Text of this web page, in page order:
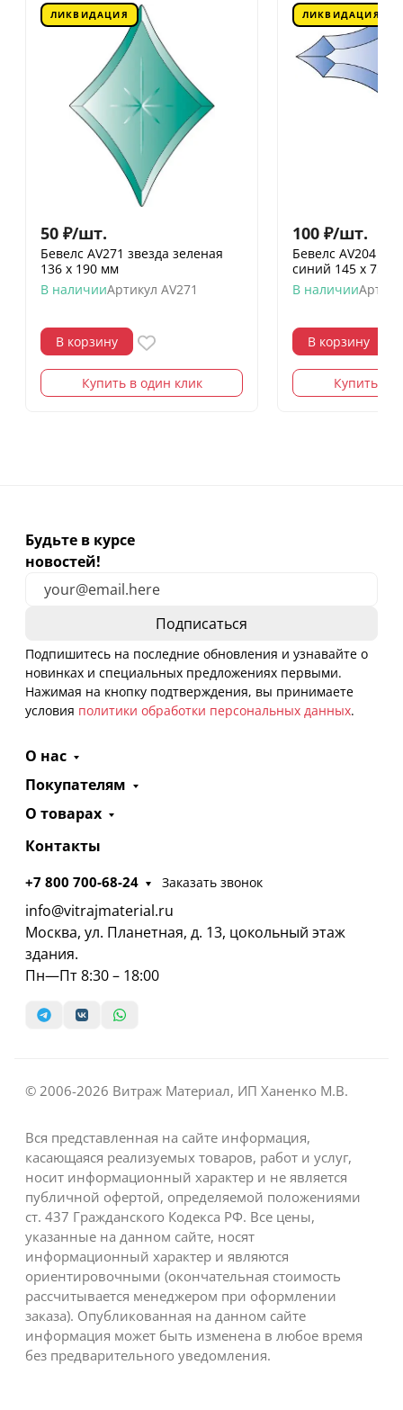
ЛИКВИДАЦИЯ
50 ₽/шт.
Бевелс AV271 звезда зеленая
136 х 190 мм
В наличииАртикул AV271
В корзину
Купить в один клик
ЛИКВИДАЦИЯ
100 ₽/шт.
Бевелс AV204
синий 145 х 75
В наличии
В корзину
Купить в
Будьте в курсе
новостей!
Подпишитесь на последние обновления и узнавайте о
новинках и специальных предложениях первыми.
Нажимая на кнопку подтверждения, вы принимаете
условия политики обработки персональных данных.
О нас
Покупателям
О товарах
Контакты
+7 800 700-68-24 Заказать звонок
info@vitrajmaterial.ru
Москва, ул. Планетная, д. 13, цокольный этаж
здания.
Пн—Пт 8:30 – 18:00
© 2006-2026 Витраж Материал, ИП Ханенко М.В.
Вся представленная на сайте информация,
касающаяся реализуемых товаров, работ и услуг,
носит информационный характер и не является
публичной офертой, определяемой положениями
ст. 437 Гражданского Кодекса РФ. Все цены,
указанные на данном сайте, носят
информационный характер и являются
ориентировочными (окончательная стоимость
рассчитывается менеджером при оформлении
заказа). Опубликованная на данном сайте
информация может быть изменена в любое время
без предварительного уведомления.